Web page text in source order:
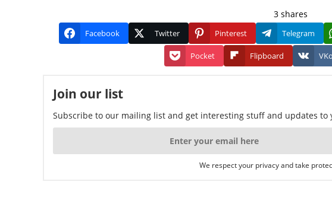
3 shares
Facebook Twitter Pinterest Telegram
Pocket Flipboard
Join our list
Subscribe to our mailing list and get interesting stuff and updates to
We respect your privacy and take